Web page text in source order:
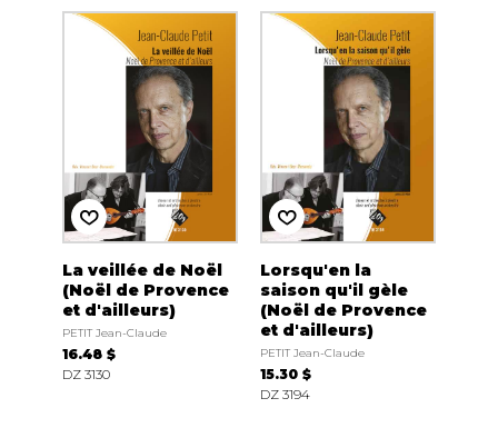
La veillée de Noël
(Noël de Provence
et d'ailleurs)
PETIT Jean-Claude
16.48 $
DZ 3130
Lorsqu'en la
saison qu'il gèle
(Noël de Provence
et d'ailleurs)
PETIT Jean-Claude
15.30 $
DZ 3194